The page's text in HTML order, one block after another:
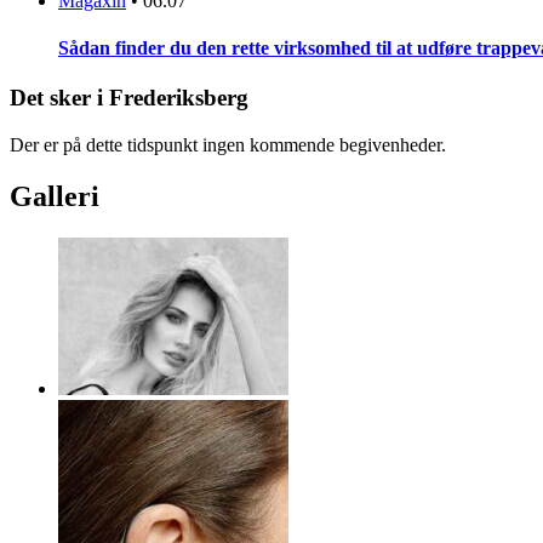
Sådan finder du den rette virksomhed til at udføre
Det sker i Frederiksberg
Der er på dette tidspunkt ingen kommende begivenheder.
Galleri